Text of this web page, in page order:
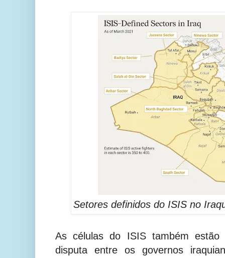
Setores definidos do ISIS no
As células do ISIS também
disputa entre os governos